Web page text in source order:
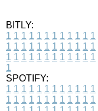
BITLY:
1 1 1 1 1 1 1 1 1 1 1 1
1 1 1 1 1 1 1 1 1 1 1 1
1 1 1 1 1 1 1 1 1 1 1 1
1
SPOTIFY:
1 1 1 1 1 1 1 1 1 1 1 1
1 1 1 1 1 1 1 1 1 1 1 1